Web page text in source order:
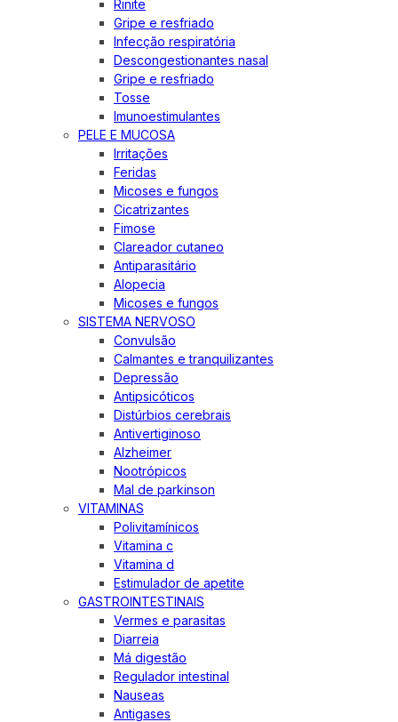
Rinite
Gripe e resfriado
Infecção respiratória
Descongestionantes nasal
Gripe e resfriado
Tosse
Imunoestimulantes
PELE E MUCOSA
Irritações
Feridas
Micoses e fungos
Cicatrizantes
Fimose
Clareador cutaneo
Antiparasitário
Alopecia
Micoses e fungos
SISTEMA NERVOSO
Convulsão
Calmantes e tranquilizantes
Depressão
Antipsicóticos
Distúrbios cerebrais
Antivertiginoso
Alzheimer
Nootrópicos
Mal de parkinson
VITAMINAS
Polivitamínicos
Vitamina c
Vitamina d
Estimulador de apetite
GASTROINTESTINAIS
Vermes e parasitas
Diarreia
Má digestão
Regulador intestinal
Nauseas
Antigases